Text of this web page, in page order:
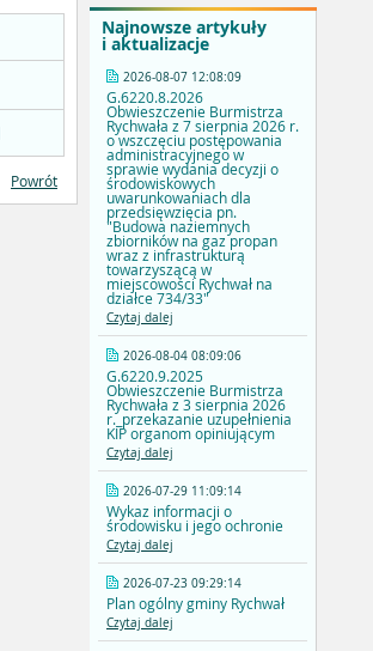
Najnowsze artykuły
i aktualizacje
2026-08-07 12:08:09
G.6220.8.2026
Obwieszczenie Burmistrza
Rychwała z 7 sierpnia 2026 r.
o wszczęciu postępowania
administracyjnego w
sprawie wydania decyzji o
środowiskowych
uwarunkowaniach dla
przedsięwzięcia pn.
"Budowa naziemnych
zbiorników na gaz propan
wraz z infrastrukturą
towarzyszącą w
miejscowości Rychwał na
działce 734/33"
Czytaj dalej
2026-08-04 08:09:06
G.6220.9.2025
Obwieszczenie Burmistrza
Rychwała z 3 sierpnia 2026
r._przekazanie uzupełnienia
KIP organom opiniującym
Czytaj dalej
2026-07-29 11:09:14
Wykaz informacji o
środowisku i jego ochronie
Czytaj dalej
2026-07-23 09:29:14
Plan ogólny gminy Rychwał
Czytaj dalej
Powrót